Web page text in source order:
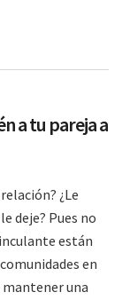
a tu pareja a
¿Le
deje? Pues no
están
en
mantener una